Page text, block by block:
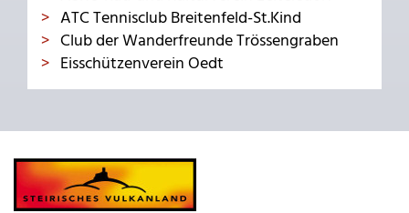
ATC Tennisclub Breitenfeld-St.Kind
Club der Wanderfreunde Trössengraben
Eisschützenverein Oedt